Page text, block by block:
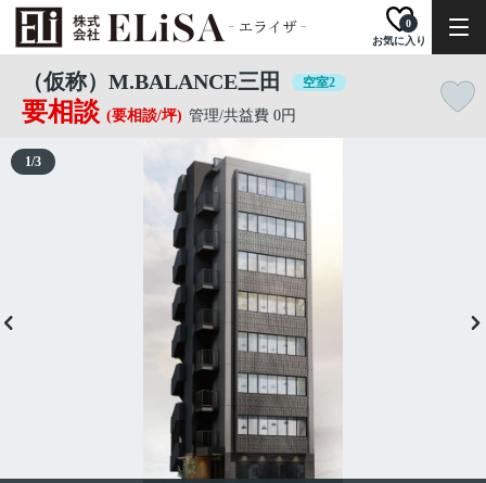
お気に入り
0
（仮称）M.BALANCE三田 空室2
要相談 (要相談/坪) 管理/共益費 0円
1/3